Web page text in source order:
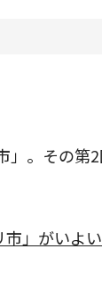
メント
。その第
」がいよ